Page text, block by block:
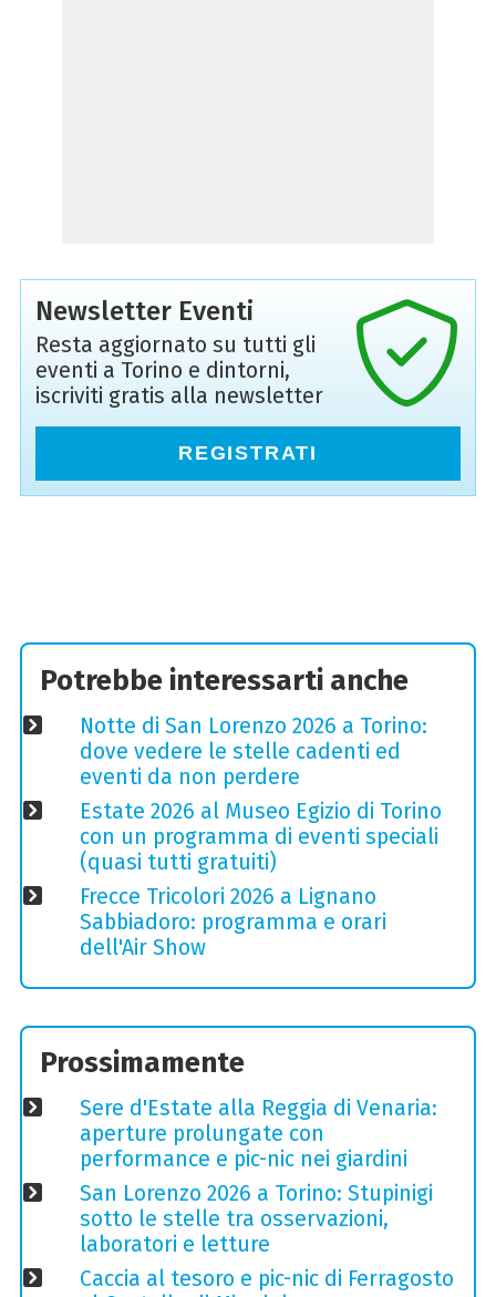
Newsletter Eventi
Resta aggiornato su tutti gli
eventi a Torino e dintorni,
iscriviti gratis alla newsletter
REGISTRATI
Potrebbe interessarti anche
Notte di San Lorenzo 2026 a Torino:
dove vedere le stelle cadenti ed
eventi da non perdere
Estate 2026 al Museo Egizio di Torino
con un programma di eventi speciali
(quasi tutti gratuiti)
Frecce Tricolori 2026 a Lignano
Sabbiadoro: programma e orari
dell'Air Show
Prossimamente
Sere d'Estate alla Reggia di Venaria:
aperture prolungate con
performance e pic-nic nei giardini
San Lorenzo 2026 a Torino: Stupinigi
sotto le stelle tra osservazioni,
laboratori e letture
Caccia al tesoro e pic-nic di Ferragosto